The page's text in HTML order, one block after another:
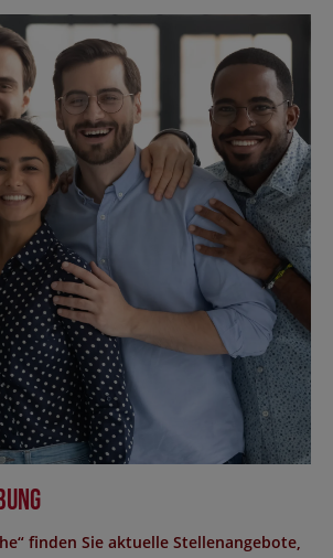
finden Sie aktuelle Stellenangebote,